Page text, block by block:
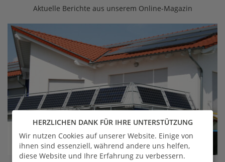
Aktuelle Berichte aus unserem Online-Magazin
HERZLICHEN DANK FÜR IHRE UNTERSTÜTZUNG
Wir nutzen Cookies auf unserer Website. Einige von
ihnen sind essenziell, während andere uns helfen,
diese Website und Ihre Erfahrung zu verbessern.